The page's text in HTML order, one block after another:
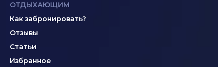
ОТДЫХАЮЩИМ
Как забронировать?
Отзывы
Статьи
Избранное